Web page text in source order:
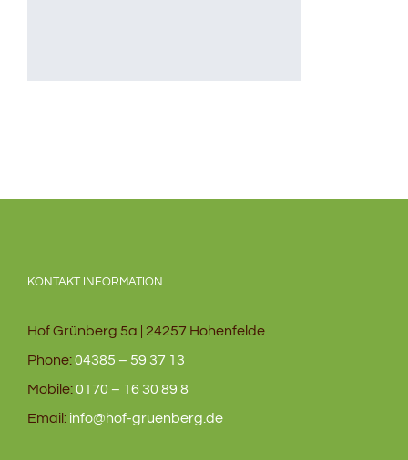
KONTAKT INFORMATION
Hof Grünberg 5a | 24257 Hohenfelde
Phone:04385 – 59 37 13
Mobile:0170 – 16 30 89 8
Email: info@hof-gruenberg.de